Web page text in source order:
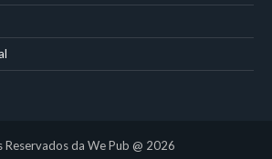
Reservados da We Pub @ 2026